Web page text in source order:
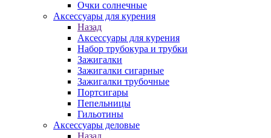
Очки солнечные
Аксессуары для курения
Назад
Аксессуары для курения
Набор трубокура и трубки
Зажигалки
Зажигалки сигарные
Зажигалки трубочные
Портсигары
Пепельницы
Гильотины
Аксессуары деловые
Назад